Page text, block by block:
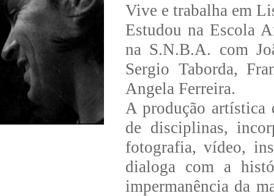
Vive e trabalha em
Estudou na Escola
na S.N.B.A. com
Sergio Taborda,
Angela Ferreira.
A produção artística
de disciplinas,
fotografia, vídeo,
dialoga com a
impermanência da